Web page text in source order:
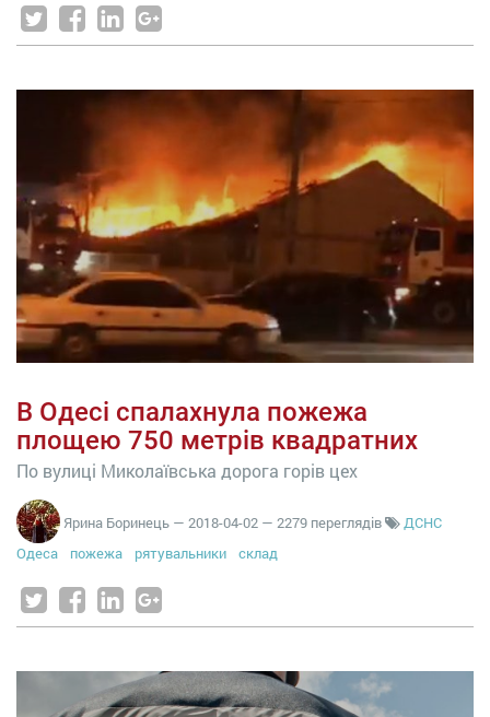
В Одесі спалахнула пожежа
площею 750 метрів квадратних
По вулиці Миколаївська дорога горів цех
Ярина Боринець — 2018-04-02 — 2279 переглядів
ДСНС
Одеса
пожежа рятувальники склад